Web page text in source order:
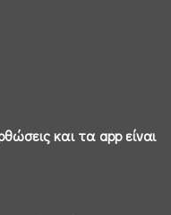
και τα app είναι